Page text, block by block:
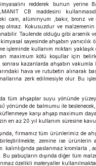
redderek bunun yerine
CB maddesini
cam, alüminyum ,bakır, bronz ve
olmaz. Kokusuzdur ve
Taulende olduğu gibi arsenik
sayesinde ahşabın yanıcılık
işleminde kullanım miktarı
maximum kötü koşullar için
kazanlarda ahşabın vakumla
hava ve rutubetin alınarak
zerk edilmesiyle olur. Bu
tüm ahşaplar suyu yönünde
yönünde de balmumu ile beslenecek,
karşı ahşap maximum
en az 20 yıl kullanım süresine
firmamız tüm ürünlerimiz de
zemine ise ürünlerin
kalınlığında paslanmaz kromlarla ,
Bu pabuçların dışında diğer tüm
özelikli materyaller